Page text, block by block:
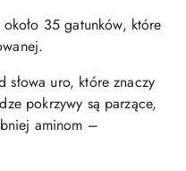
35 gatunków, które
słowa uro, które znaczy
pokrzywy są parzące,
aminom –